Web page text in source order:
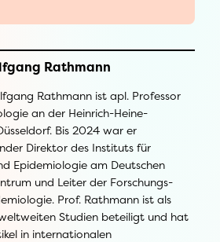
Rathmann
Rathmann ist apl. Professor
an der Heinrich-Heine-
Bis 2024 war er
Direktor des Instituts für
Epidemiologie am Deutschen
und Leiter der Forschungs-
Prof. Rathmann ist als
Studien beteiligt und hat
in internationalen